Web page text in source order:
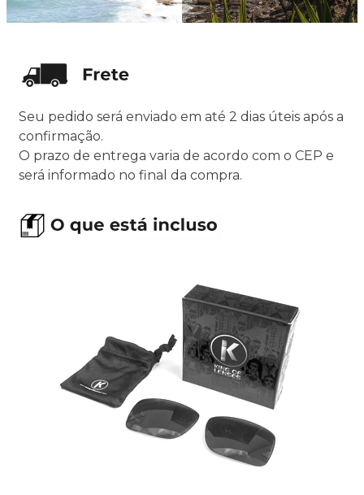
Seu pedido será enviado em até 2 dias úteis após a
confirmação.
O prazo de entrega varia de acordo com o CEP e
será informado no final da compra.